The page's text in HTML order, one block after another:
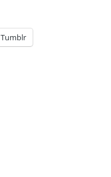
Tumblr